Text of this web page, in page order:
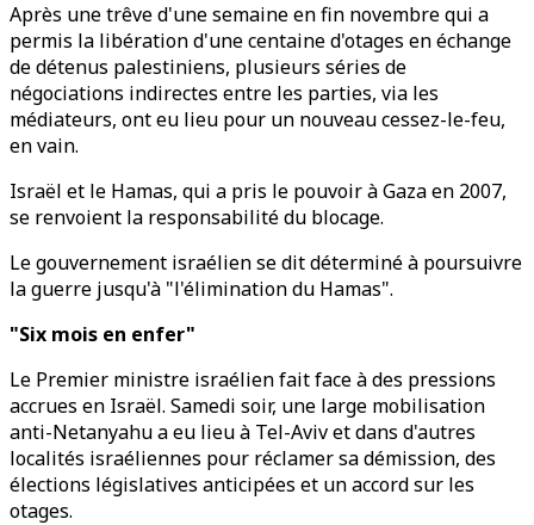
Après une trêve d'une semaine en fin novembre qui a
permis la libération d'une centaine d'otages en échange
de détenus palestiniens, plusieurs séries de
négociations indirectes entre les parties, via les
médiateurs, ont eu lieu pour un nouveau cessez-le-feu,
en vain.
Israël et le Hamas, qui a pris le pouvoir à Gaza en 2007,
se renvoient la responsabilité du blocage.
Le gouvernement israélien se dit déterminé à poursuivre
la guerre jusqu'à "l'élimination du Hamas".
"Six mois en enfer"
Le Premier ministre israélien fait face à des pressions
accrues en Israël. Samedi soir, une large mobilisation
anti-Netanyahu a eu lieu à Tel-Aviv et dans d'autres
localités israéliennes pour réclamer sa démission, des
élections législatives anticipées et un accord sur les
otages.